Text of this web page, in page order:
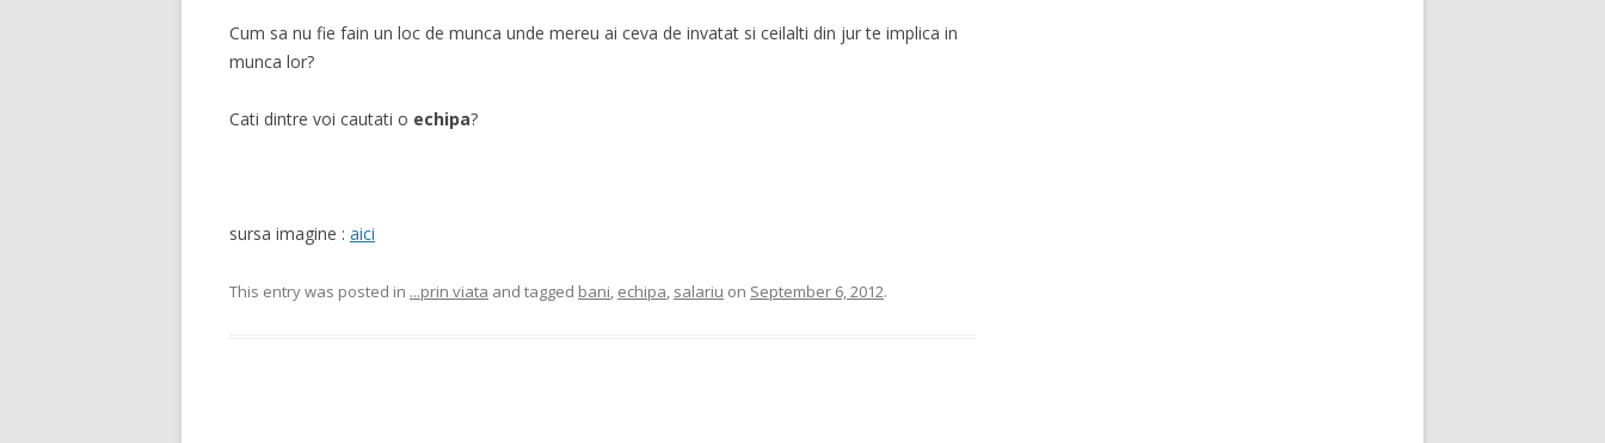
Cum sa nu fie fain un loc de munca unde mereu ai ceva de invatat si ceilalti din jur te implica in
munca lor?
Cati dintre voi cautati o echipa?
sursa imagine : aici
This entry was posted in ...prin viata and tagged bani, echipa, salariu on September 6, 2012.